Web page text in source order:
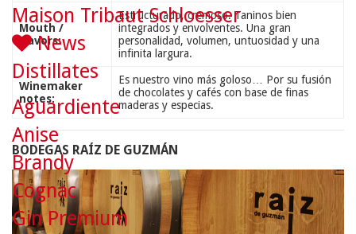
Mouth /
Flavors:
Estructurado, cremoso. Taninos bien
integrados y envolventes. Una gran
personalidad, volumen, untuosidad y una
infinita largura.
Winemaker
notes:
Es nuestro vino más goloso… Por su fusión
de chocolates y cafés con base de finas
maderas y especias.
BODEGAS RAÍZ DE GUZMÁN
Maison Tribaut Schloesser
News
Distillates
Aguardiente
Anise
Brandy
Cognac
Gin Premium